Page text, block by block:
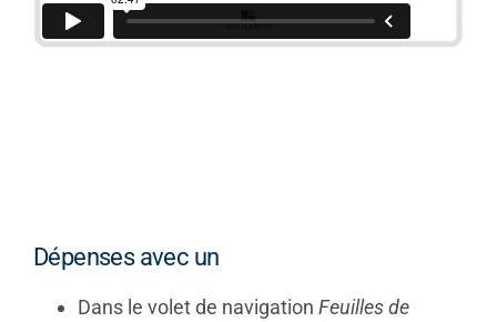
Dépenses avec un
Dans le volet de navigation Feuilles de